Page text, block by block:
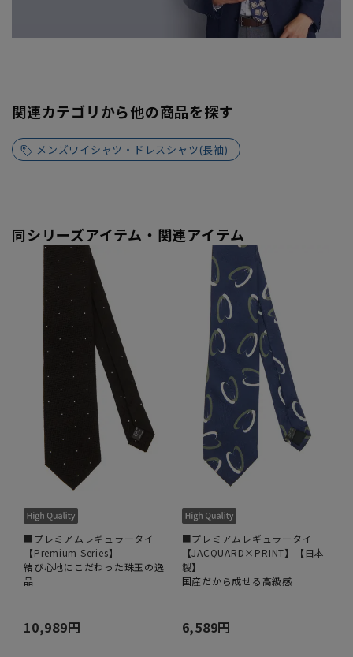
関連カテゴリから他の商品を探す
メンズワイシャツ・ドレスシャツ(長袖)
同シリーズアイテム・関連アイテム
■プレミアムレギュラータイ
【Premium Series】
結び心地にこだわった珠玉の逸
品
10,989円
■プレミアムレギュラータイ
【JACQUARD×PRINT】【日本
製】
国産だから成せる高級感
6,589円